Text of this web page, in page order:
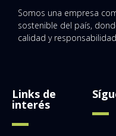
Somos una empresa
sostenible del país,
calidad y
Links de
interés